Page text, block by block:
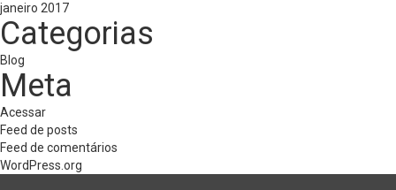
janeiro 2017
Categorias
Blog
Meta
Acessar
Feed de posts
Feed de comentários
WordPress.org